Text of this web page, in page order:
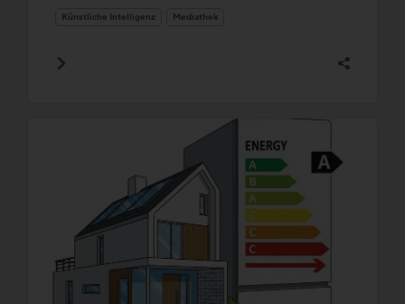
Künstliche Intelligenz Mediathek